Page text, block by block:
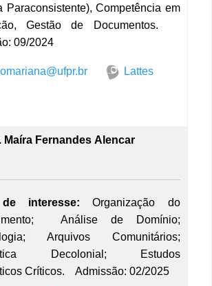
Paraconsistente), Competência em
Gestão de Documentos.
09/2024
Lattes
Maíra Fernandes Alencar
interesse:
Organização do
Análise de Domínio;
Arquivos Comunitários;
Decolonial; Estudos
Críticos.
Admissão: 02/2025